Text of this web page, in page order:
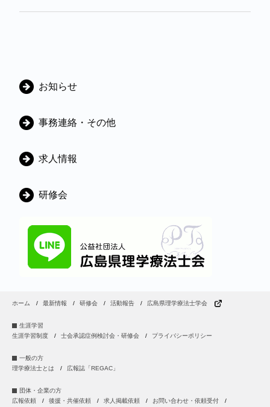
カ
ゴ
ー
お知らせ
事務連絡・その他
求人情報
研修会
ホーム 最新情報 研修会 活動報告 広島県理学療法士学会
生涯学習
生涯学習制度
士会承認症例検討会・研修会 プライバシーポリシー
一般の方
理学療法士とは
広報誌「REGAC」
団体・企業の方
広報依頼
後援・共催依頼 求人掲載依頼 お問い合わせ・依頼受付